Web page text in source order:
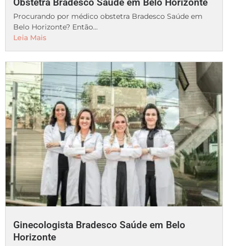
Obstetra Bradesco Saúde em Belo Horizonte
Procurando por médico obstetra Bradesco Saúde em
Belo Horizonte? Então...
Leia Mais
Ginecologista Bradesco Saúde em Belo
Horizonte